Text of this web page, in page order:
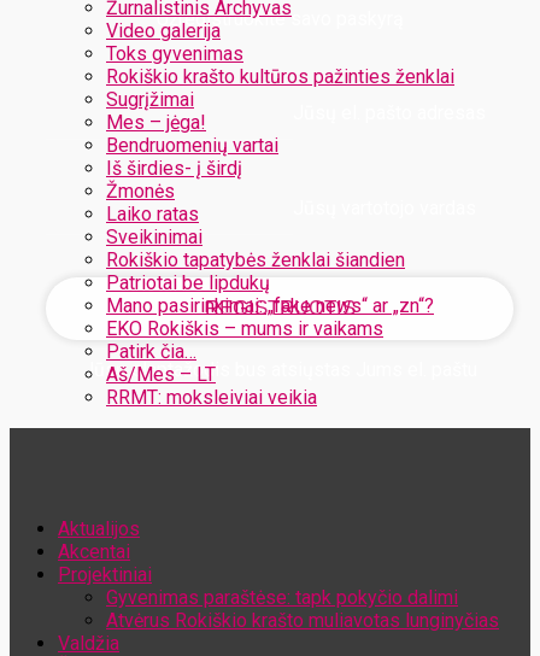
Žurnalistinis Archyvas
Video galerija
Toks gyvenimas
Rokiškio krašto kultūros pažinties ženklai
Sugrįžimai
Mes – jėga!
Bendruomenių vartai
Iš širdies- į širdį
Žmonės
Laiko ratas
Sveikinimai
Rokiškio tapatybės ženklai šiandien
Patriotai be lipdukų
Mano pasirinkimai: „fake news“ ar „zn“?
EKO Rokiškis – mums ir vaikams
Patirk čia…
Aš/Mes – LT
RRMT: moksleiviai veikia
Užregistruokite savo paskyrą
Jūsų slaptažodis bus atsiųstas Jums el. paštu
Aktualijos
Akcentai
Projektiniai
Gyvenimas paraštėse: tapk pokyčio dalimi
Atvėrus Rokiškio krašto muliavotas lunginyčias
Valdžia